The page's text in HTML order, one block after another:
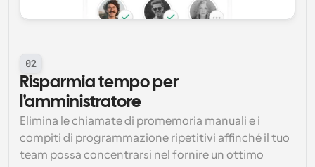
02
Risparmia tempo per
l'amministratore
Elimina le chiamate di promemoria manuali e i
compiti di programmazione ripetitivi affinché il tuo
team possa concentrarsi nel fornire un ottimo